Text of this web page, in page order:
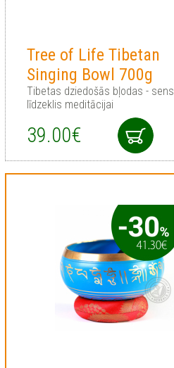
Tree of Life Tibetan
Singing Bowl 700g
Tibetas dziedošās bļodas - sens
līdzeklis meditācijai
39.00€